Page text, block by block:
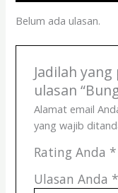
Belum ada ulasan.
Jadilah
ulasan
Alamat email
yang wajib
Rating Anda *
Ulasan Anda *